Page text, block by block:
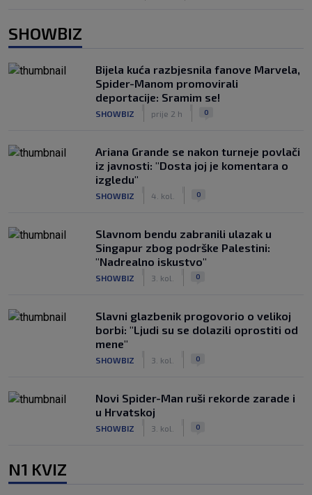
SHOWBIZ
Bijela kuća razbjesnila fanove Marvela,
Spider-Manom promovirali
deportacije: Sramim se!
SHOWBIZ prije 2 h 0
Ariana Grande se nakon turneje povlači
iz javnosti: "Dosta joj je komentara o
izgledu"
SHOWBIZ 4. kol. 0
Slavnom bendu zabranili ulazak u
Singapur zbog podrške Palestini:
"Nadrealno iskustvo"
SHOWBIZ 3. kol. 0
Slavni glazbenik progovorio o velikoj
borbi: "Ljudi su se dolazili oprostiti od
mene"
SHOWBIZ 3. kol. 0
Novi Spider-Man ruši rekorde zarade i
u Hrvatskoj
SHOWBIZ 3. kol. 0
N1 KVIZ